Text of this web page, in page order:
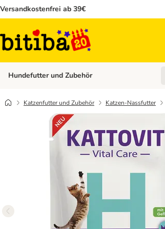
Versandkostenfrei ab 39€
Hundefutter und Zubehör
Katzenfutter und Zubehör Katzen-Nassfutter